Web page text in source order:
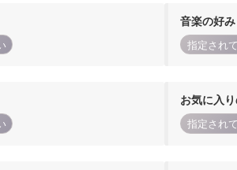
音楽の好み
指定され
お気に入
指定され